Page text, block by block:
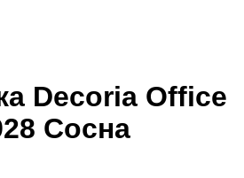
Decoria Office
Сосна